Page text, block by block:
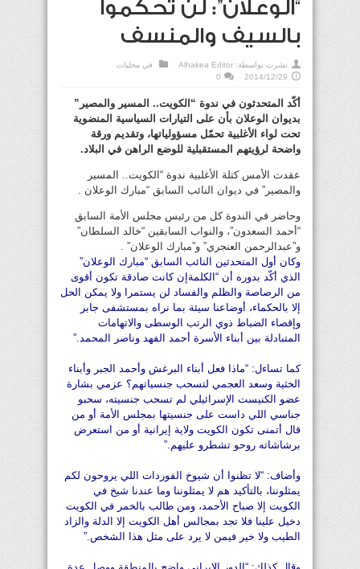
“الوعلان”: لن تحكموا
بالسيف والمنسف
نشرت بواسطة: Alhakea Editor في محليات
2014/12/29
0
أكّد المتحدثون في ندوة “الكويت.. المسير والمصير”
بديوان الوعلان بأن على التيارات السياسية المنضوية
تحت لواء الأغلبية تحمّل مسؤولياتها، وتقديم ورقة
واضحة لرؤيتهم المستقبلية للوضع الراهن في البلاد.
عقدت الأمس كتلة الأغلبية ندوة “الكويت.. المسير
والمصير” في ديوان النائب السابق “مبارك الوعلان .
وحاضر في الندوة كل من رئيس مجلس الأمة السابق
“أحمد السعدون”، والنواب السابقين “خالد السلطان”
و”عبدالرحمن العنجري” و”مبارك الوعلان” .
وكان أول المتحدثين النائب السابق “مبارك الوعلان”
الذي أكّد بدوره أن “الكلمةإن كانت صادقة تكون أقوى
من الرصاصة والظلم والفساد لن يستمرا ولا يمكن الحل
إلا بالحكماء، أوضاعنا سيئة بما نراه بمستشفى جابر
وإقصاء الضباط ذوي الرتب الوسطى والاتهامات
المتبادلة بين أبناء الأسرة أحمد الفهد وناصر المحمد.”
كما تساءل: “ماذا فعل أبناء البرغش وأحمد الجبر وأبناء
الخثية وسعد العجمي لتسحب جنسياتهم؟ عزمي بشارة
عضو الكنيست الإسرائيلي لم تسحب جنسيته، سحبو
جناسي اللي داست على جنسيتها بمجلس الأمة أو من
قال أتمنى تكون الكويت ولاية إيرانية أو من استعرض
برشاشاته روحو تشطرو عليهم.”
وأضاف: “لا تظنوا أن شيوخ الفوردات اللي يروحون لكم
يمثلوننا، بالتأكيد هم لا يمثلوننا وما عندنا شيخ في
الكويت إلا صباح الأحمد، ومن طالب بالخمر في الكويت
دخيل علينا فلا تجد بمجالس أهل الكويت إلا الدلة والزاد
الطيب ولا خير فيمن لا يرد على مثل هذا الشخص.”
وقال كذلك: “الدور الإيراني واضح بالمنطقة ووصل عدة